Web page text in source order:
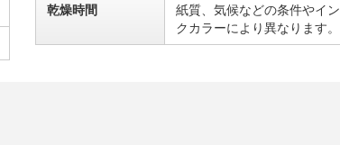
乾燥時間
紙質、気候などの条件やイン
クカラーにより異なります。